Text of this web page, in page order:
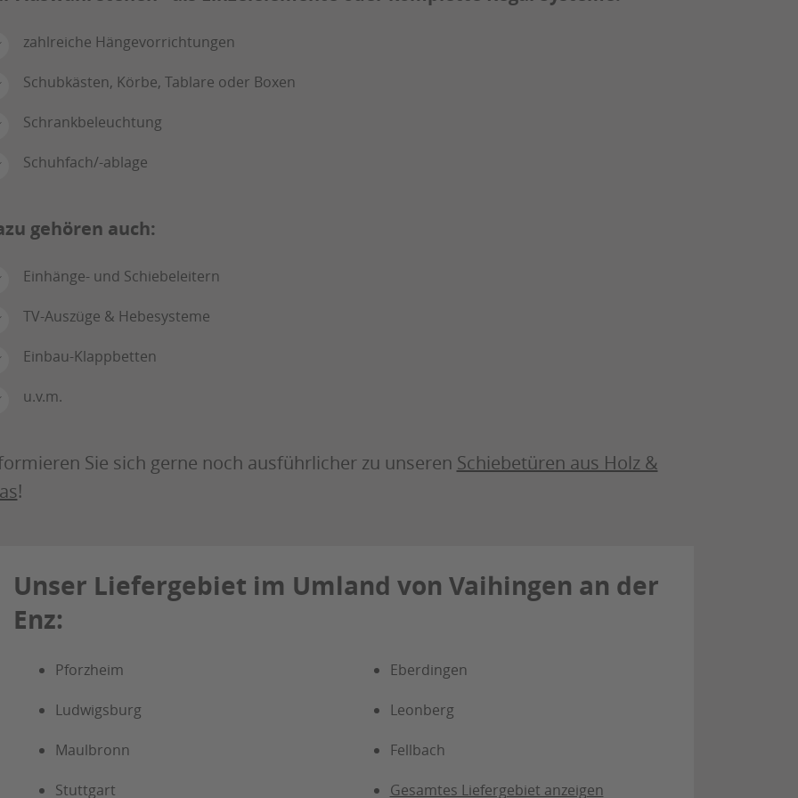
zahlreiche Hängevorrichtungen
Schubkästen, Körbe, Tablare oder Boxen
Schrankbeleuchtung
Schuhfach/-ablage
gehören auch:
Einhänge- und Schiebeleitern
TV-Auszüge & Hebesysteme
Einbau-Klappbetten
u.v.m.
Sie sich gerne noch ausführlicher zu unseren Schiebetüren aus Holz &
!
Unser Liefergebiet im Umland von Vaihingen an der
Enz:
Pforzheim
Ludwigsburg
Maulbronn
Stuttgart
Eberdingen
Leonberg
Fellbach
Gesamtes Liefergebiet anzeigen